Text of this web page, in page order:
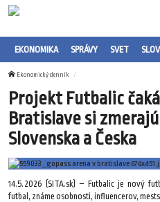
EKONOMIKA SPRÁVY SVET
Ekonomický denník
Projekt Futbalic
Bratislave si
Slovenska a Česka
14.5.2026 (SITA.sk) – Futbalic je nový
futbal, známe osobnosti, influencerov,